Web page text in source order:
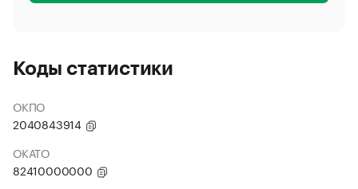
Коды статистики
ОКПО
2040843914
ОКАТО
82410000000